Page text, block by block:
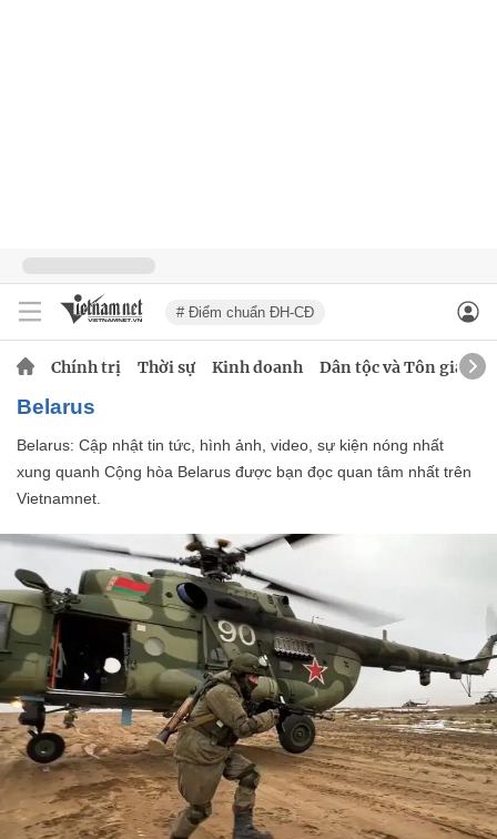
# Điểm chuẩn ĐH-CĐ
Chính trị Thời sự Kinh doanh Dân tộc và Tôn giáo
Belarus
Belarus: Cập nhật tin tức, hình ảnh, video, sự kiện nóng nhất
xung quanh Cộng hòa Belarus được bạn đọc quan tâm nhất trên
Vietnamnet.